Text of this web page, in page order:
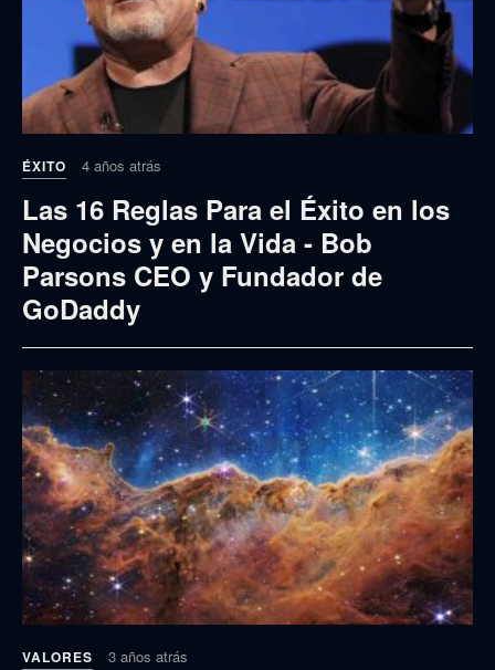
ÉXITO 4 años atrás
Las 16 Reglas Para el Éxito en los
Negocios y en la Vida - Bob
Parsons CEO y Fundador de
GoDaddy
VALORES 3 años atrás